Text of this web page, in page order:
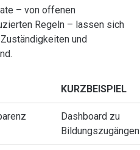
– von offenen
Regeln – lassen sich
und
KURZBEISPIEL
Dashboard zu
Bildungszugängen